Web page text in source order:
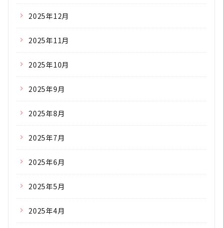
2025年12月
2025年11月
2025年10月
2025年9月
2025年8月
2025年7月
2025年6月
2025年5月
2025年4月